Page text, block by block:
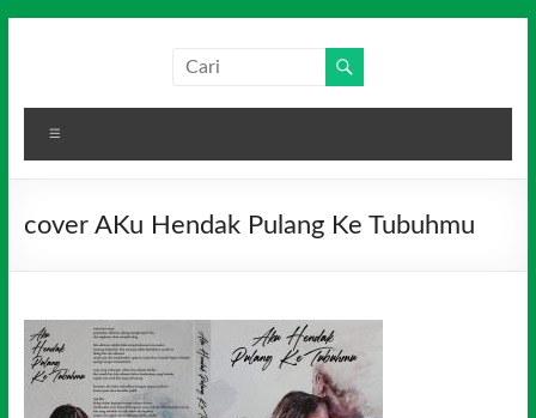
Media
Indonesia
cover AKu Hendak Pulang Ke Tubuhmu